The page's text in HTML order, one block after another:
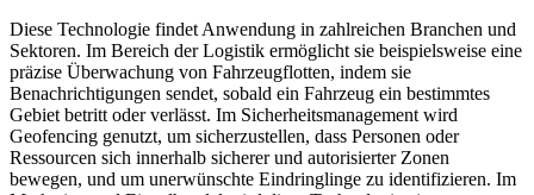
Diese Technologie findet Anwendung in zahlreichen Branchen und
Sektoren. Im Bereich der Logistik ermöglicht sie beispielsweise eine
präzise Überwachung von Fahrzeugflotten, indem sie
Benachrichtigungen sendet, sobald ein Fahrzeug ein bestimmtes
Gebiet betritt oder verlässt. Im Sicherheitsmanagement wird
Geofencing genutzt, um sicherzustellen, dass Personen oder
Ressourcen sich innerhalb sicherer und autorisierter Zonen
bewegen, und um unerwünschte Eindringlinge zu identifizieren. Im